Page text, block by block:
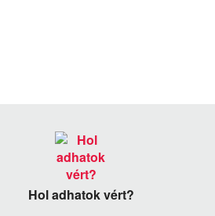
Hol adhatok vért?